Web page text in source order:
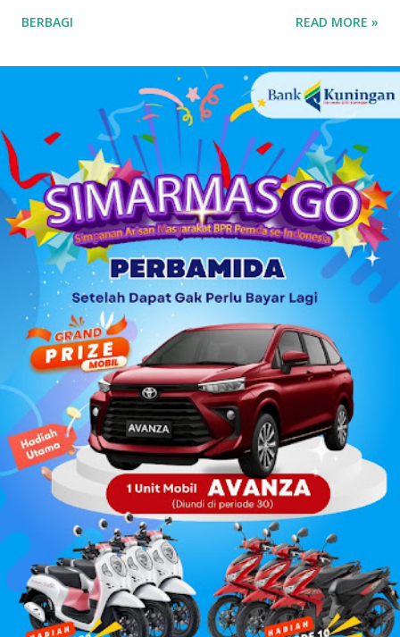
ketidak-amanan. Padahal, setiap orang mendambakan
kebutuhan dasar manusia, yang jika dikalkulasi lebih
berharga daripada kesehatan. Seseorang yang sakit
mungkin dapat tertidur, tetapi yang takut, dapat dipastikan
tidak dapat tidur, mungkin hanya sekedar hilang kantuknya
saja. Bagi yang sakit bisa merasa aman dan tidak
merasakan penyakitnya, akan tetapi bagi yang tidak
merasa aman, walaupun sehat, ia akan merasa terganggu
hidupnya. Secara etimologi perkataan aman berasal dari
bahasa Arab yang memiliki akar kata dan pengertian sama
dengan iman dan amanah . Tidak terlalu sulit menemukan
ketiga kata tersebut dalam al-Qur’an. A...
BERBAGI READ MORE »